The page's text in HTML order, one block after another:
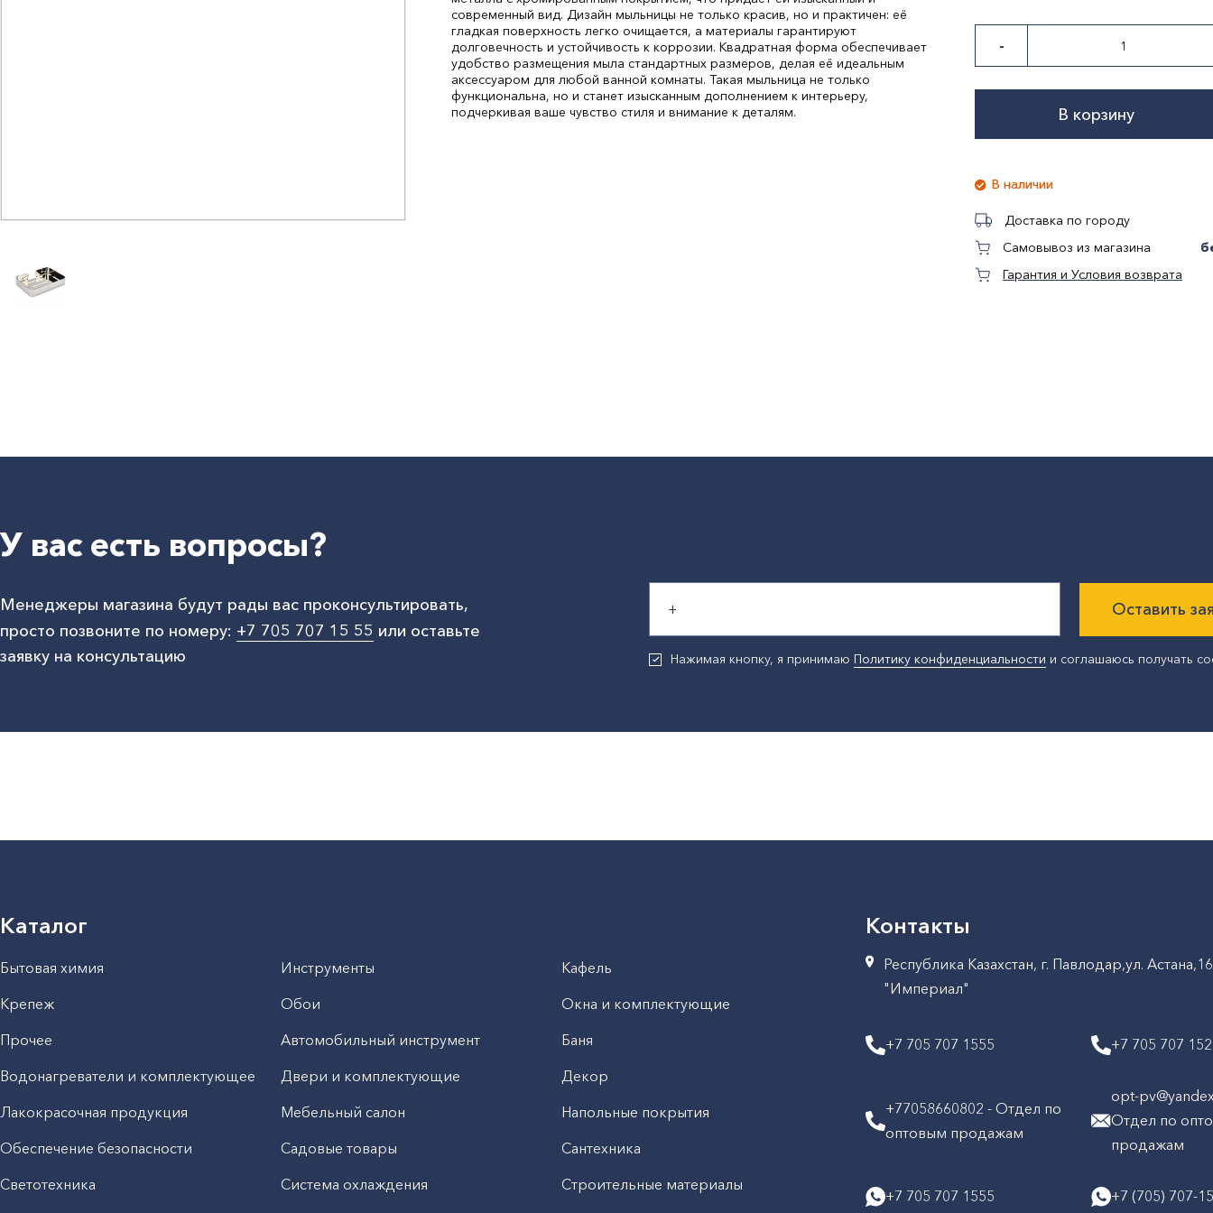
современный вид. Дизайн мыльницы не только красив, но и практичен: её
гладкая поверхность легко очищается, а материалы гарантируют
долговечность и устойчивость к коррозии. Квадратная форма обеспечивает
удобство размещения мыла стандартных размеров, делая её идеальным
аксессуаром для любой ванной комнаты. Такая мыльница не только
функциональна, но и станет изысканным дополнением к интерьеру,
подчеркивая ваше чувство стиля и внимание к деталям.
-
В корзину
В наличии
Доставка по городу
Самовывоз из магазина
Гарантия и Условия возврата
У вас есть вопросы?
Менеджеры магазина будут рады вас проконсультировать,
просто позвоните по номеру: +7 705 707 15 55 или оставьте
заявку на консультацию
Оставить
Нажимая кнопку, я принимаюПолитику конфиденциальности и соглашаюсь получать
Каталог
Бытовая химия Инструменты
Кафель
Крепеж
Обои
Окна и комплектующие
Прочее
Автомобильный инструмент
Баня
Водонагреватели и комплектующее
Двери и комплектующие
Декор
Лакокрасочная продукция
Мебельный салон
Напольные покрытия
Обеспечение безопасности
Садовые товары
Сантехника
Светотехника
Система охлаждения
Строительные материалы
Контакты
Республика Казахстан, г. Павлодар,ул.
"Империал"
+7 705 707 1555 +7 705 707
+77058660802 - Отдел по
оптовым продажам
opt-
Отдел по
продажам
+7 705 707 1555 +7 (705) 707-